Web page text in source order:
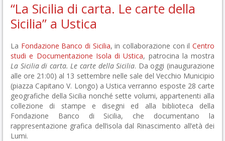
“La Sicilia di carta. Le carte della
Sicilia” a Ustica
La Fondazione Banco di Sicilia, in collaborazione con ilCentro
studi e Documentazione Isola di Ustica, patrocina la mostra
La Sicilia di carta. Le carte della Sicilia. Da oggi (inaugurazione
alle ore 21:00) al 13 settembre nelle sale del Vecchio Municipio
(piazza Capitano V. Longo) a Ustica verranno esposte 28 carte
geografiche della Sicilia nonché sette volumi, appartenenti alla
collezione di stampe e disegni ed alla biblioteca della
Fondazione Banco di Sicilia, che documentano la
rappresentazione grafica dell’isola dal Rinascimento all’età dei
Lumi.